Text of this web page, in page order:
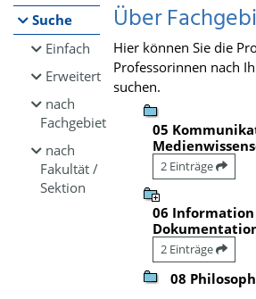
Suche
Einfach
Erweitert
nach
Fachgebiet
nach
Fakultät /
Sektion
Über
Hier können Sie die
Professorinnen nach
suchen.
05
2 Einträge
06
2 Einträge
08